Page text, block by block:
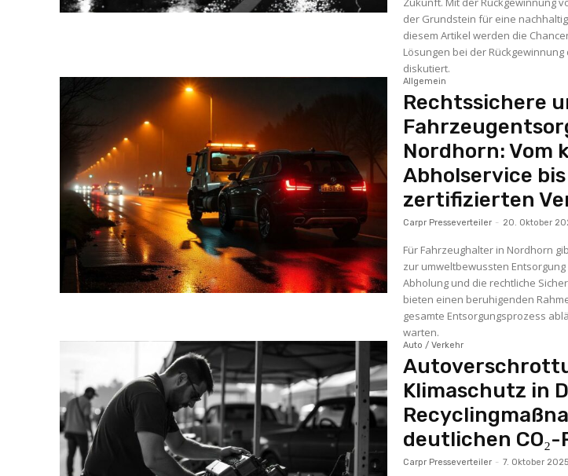
der Grundstein für eine
diesem Artikel werden die
Lösungen bei der
diskutiert.
Allgemein
Rechtssichere
Nordhorn: Vom
Abholservice
zertifizierten
Carpr Presseverteiler - 20. Oktober
Für Fahrzeughalter in Nordhorn
zur umweltbewussten
Abholung und die rechtliche
bieten einen beruhigenden
gesamte Entsorgungsprozess
warten.
Auto / Verkehr
Klimaschutz in
deutlichen
Carpr Presseverteiler - 7. Oktober 2025